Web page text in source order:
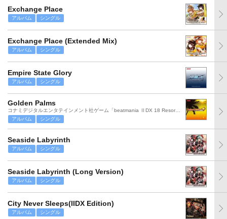
Exchange Place
アルバム シングル
Exchange Place (Extended Mix)
アルバム シングル
Empire State Glory
アルバム シングル
Golden Palms
アルバム
シングル
Seaside Labyrinth
アルバム シングル
Seaside Labyrinth (Long Version)
アルバム シングル
City Never Sleeps(IIDX Edition)
アルバム シングル